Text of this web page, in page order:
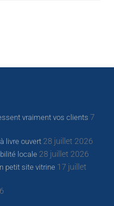
vraiment vos clients 7
livre ouvert 28 juillet 2026
locale 28 juillet 2026
petit site vitrine 17 juillet